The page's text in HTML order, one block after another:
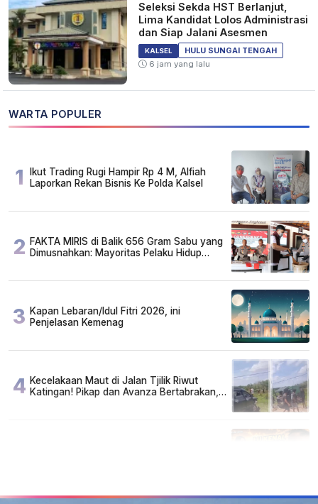
Seleksi Sekda HST Berlanjut,
Lima Kandidat Lolos Administrasi
dan Siap Jalani Asesmen
KALSEL
HULU SUNGAI TENGAH
6 jam yang lalu
WARTA POPULER
1
Ikut Trading Rugi Hampir Rp 4 M, Alfiah
Laporkan Rekan Bisnis Ke Polda Kalsel
2 FAKTA MIRIS di Balik 656 Gram Sabu yang
Dimusnahkan: Mayoritas Pelaku Hidup
3 Kapan Lebaran/Idul Fitri 2026, ini
Penjelasan Kemenag
4 Kecelakaan Maut di Jalan Tjilik Riwut
Katingan! Pikap dan Avanza Bertabrakan,